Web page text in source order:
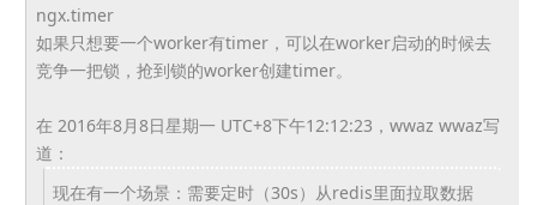
ngx.timer
如果只想要一个worker有timer， 可以在worker启动的时候去
竞争一把锁， 抢到锁的worker创建timer。
在 2016年8月8日星期一 UTC+8下午12:12:23，wwaz wwaz写
道：
现在有一个场景：需要定时（30s） 从redis里面拉取数据